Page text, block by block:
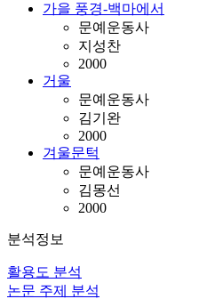
가을 풍경-백마에서
문예운동사
지성찬
2000
거울
문예운동사
김기완
2000
겨울문턱
문예운동사
김몽선
2000
분석정보
활용도 분석
논문 주제 분석